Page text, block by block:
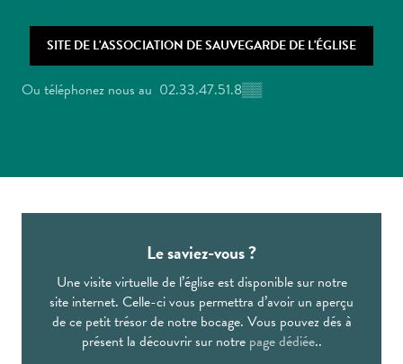
SITE DE L'ASSOCIATION DE SAUVEGARDE DE L'ÉGLISE
Ou téléphonez nous au 02.33.47.51.8▒▒
Le saviez-vous ?
Une visite virtuelle de l’église est disponible sur notre
site internet. Celle-ci vous permettra d’avoir un aperçu
de ce petit trésor de notre bocage. Vous pouvez dés à
présent la découvrir sur notre page dédiée..